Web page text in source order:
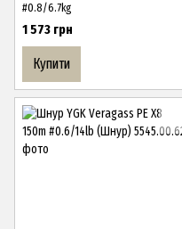
#0.8/6.7kg
1 573 грн
Купити